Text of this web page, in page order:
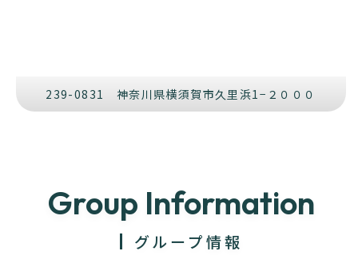
239-0831 神奈川県横須賀市久里浜1−２０００
Group Information
グループ情報